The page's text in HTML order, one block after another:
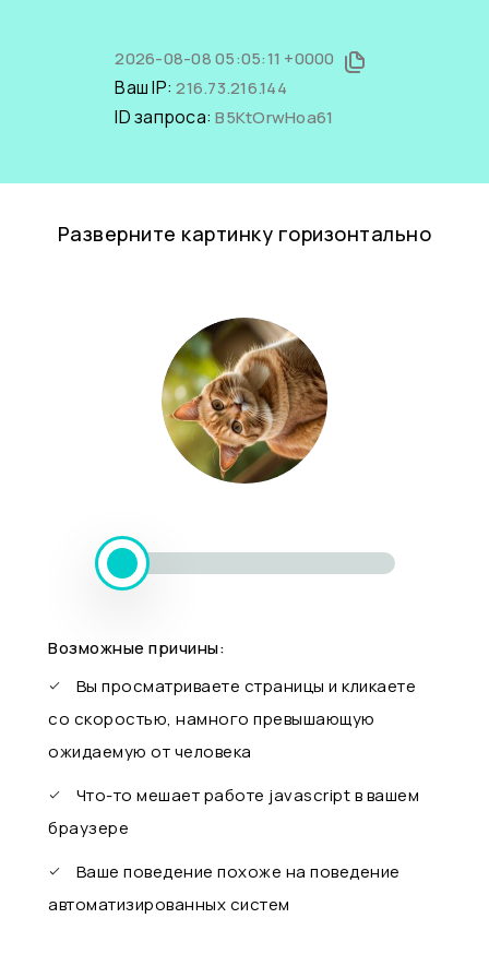
2026-08-08 05:05:11 +0000
Ваш IP:216.73.216.144
ID запроса:B5KtOrwHoa61
Разверните картинку горизонтально
Возможные причины:
Вы просматриваете страницы и кликаете
со скоростью, намного превышающую
ожидаемую от человека
Что-то мешает работе javascript в вашем
браузере
Ваше поведение похоже на поведение
автоматизированных систем